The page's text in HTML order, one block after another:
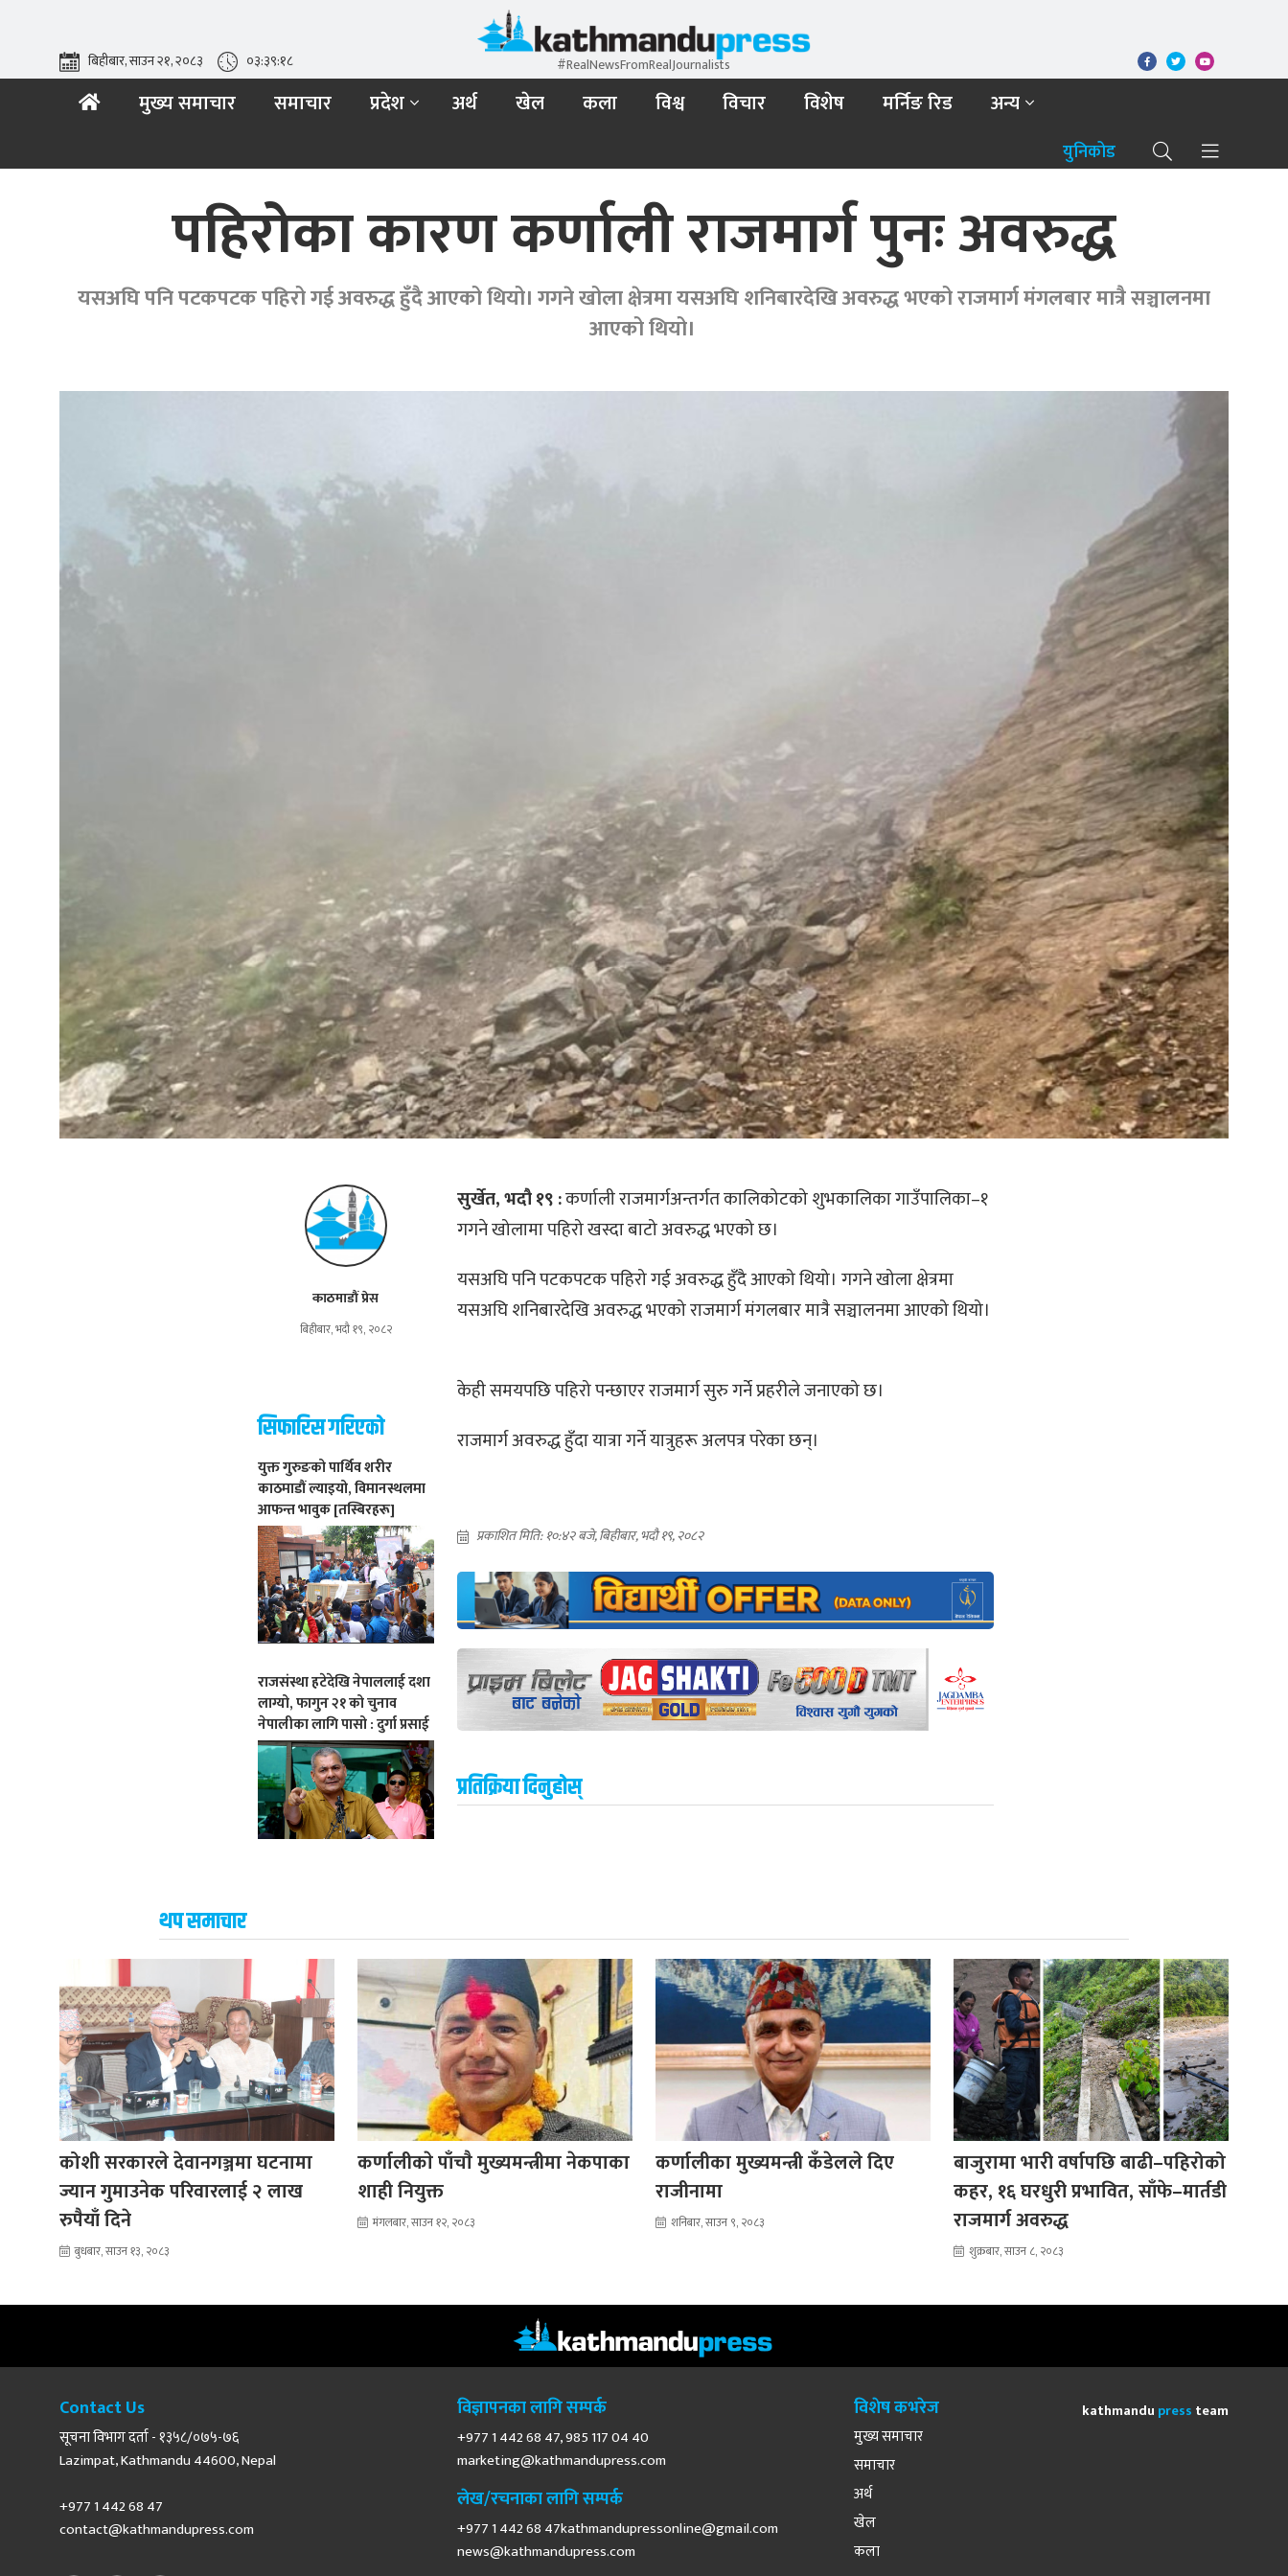
#RealNewsFromRealJournalists
बिहीबार, साउन २१, २०८३ ०३:३९:१९
मुख्य समाचार समाचार प्रदेश अर्थ खेल कला विश्व विचार विशेष मर्निङ रिड अन्य
युनिकोड
पहिरोका कारण कर्णाली राजमार्ग पुनः अवरुद्ध
यसअघि पनि पटकपटक पहिरो गई अवरुद्ध हुँदै आएको थियो। ‎गगने खोला क्षेत्रमा यसअघि शनिबारदेखि अवरुद्ध भएको राजमार्ग मंगलबार मात्रै सञ्चालनमा
आएको थियो।
काठमाडौं प्रेस
बिहीबार, भदौ १९, २०८२
सिफारिस गरिएको
युक्त गुरुङको पार्थिव शरीर
काठमाडौं ल्याइयो, विमानस्थलमा
आफन्त भावुक [तस्बिरहरू]
राजसंस्था हटेदेखि नेपाललाई दशा
लाग्यो, फागुन २१ को चुनाव
नेपालीका लागि पासो : दुर्गा प्रसाई
सुर्खेत, भदौ १९ :कर्णाली राजमार्गअन्तर्गत कालिकोटको शुभकालिका गाउँपालिका–१
गगने खोलामा पहिरो खस्दा बाटो अवरुद्ध भएको छ।
यसअघि पनि पटकपटक पहिरो गई अवरुद्ध हुँदै आएको थियो। ‎गगने खोला क्षेत्रमा
यसअघि शनिबारदेखि अवरुद्ध भएको राजमार्ग मंगलबार मात्रै सञ्चालनमा आएको थियो।
केही समयपछि पहिरो पन्छाएर राजमार्ग सुरु गर्ने प्रहरीले जनाएको छ।
राजमार्ग अवरुद्ध हुँदा यात्रा गर्ने यात्रुहरू अलपत्र परेका छन्।
प्रकाशित मिति: १०:४२ बजे, बिहीबार, भदौ १९, २०८२
प्रतिक्रिया दिनुहोस्
थप समाचार
कोशी सरकारले देवानगञ्जमा घटनामा
ज्यान गुमाउनेक परिवारलाई २ लाख
रुपैयाँ दिने
बुधबार, साउन १३, २०८३
कर्णालीकाे पाँचाै मुख्यमन्त्रीमा नेकपाका
शाही नियुक्त
मंगलबार, साउन १२, २०८३
कर्णालीका मुख्यमन्त्री कँडेलले दिए
राजीनामा
शनिबार, साउन ९, २०८३
बाजुरामा भारी वर्षापछि बाढी–पहिरोको
कहर, १६ घरधुरी प्रभावित, साँफे–मार्तडी
राजमार्ग अवरुद्ध
शुक्रबार, साउन ८, २०८३
Contact Us
सूचना विभाग दर्ता - १३५८/०७५-७६
Lazimpat, Kathmandu 44600, Nepal
+977 1 442 68 47
contact@kathmandupress.com
विज्ञापनका लागि सम्पर्क
+977 1 442 68 47, 985 117 04 40
marketing@kathmandupress.com
लेख/रचनाका लागि सम्पर्क
+977 1 442 68 47kathmandupressonline@gmail.com
news@kathmandupress.com
विशेष कभरेज
मुख्य समाचार
समाचार
अर्थ
खेल
कला
kathmandu press team